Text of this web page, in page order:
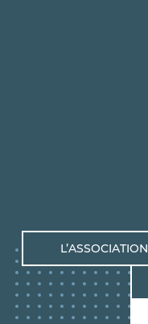
L’ASSOCIATION